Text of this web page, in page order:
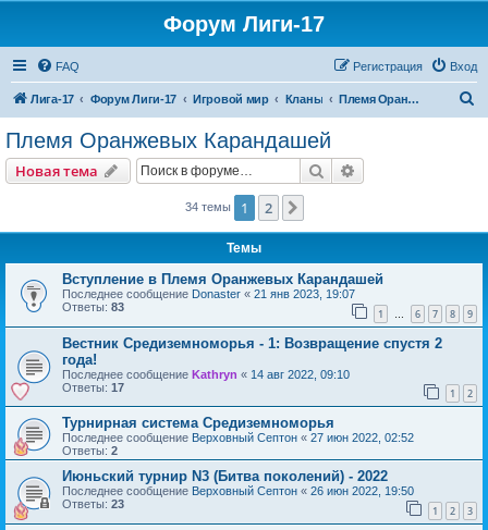
Форум Лиги-17
FAQ Вход
Регистрация
Лига-17 Форум Лиги-17 Игровой мир Кланы Племя Оранжевых Карандашей
Племя Оранжевых Карандашей
Новая тема Поиск
34 темы 1 2
Темы
Вступление в Племя Оранжевых Карандашей
Последнее сообщение Donaster « 21 янв 2023, 19:07
Ответы: 83 1 … 6 7 8 9
Вестник Средиземноморья - 1: Возвращение спустя 2
года!
Последнее сообщение Kathryn « 14 авг 2022, 09:10
Ответы: 17 1 2
Турнирная система Средиземноморья
Последнее сообщение Верховный Септон « 27 июн 2022, 02:52
Ответы: 2
Июньский турнир N3 (Битва поколений) - 2022
Последнее сообщение Верховный Септон « 26 июн 2022, 19:50
Ответы: 23 1 2 3